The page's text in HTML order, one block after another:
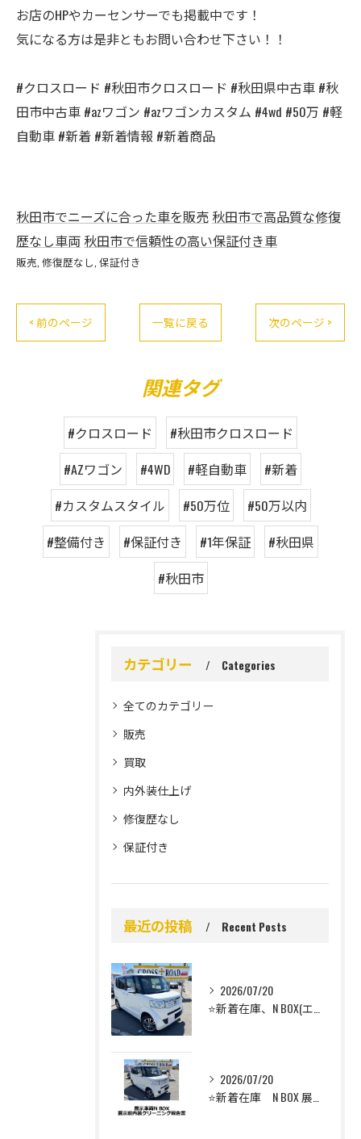
お店のHPやカーセンサーでも掲載中です！
気になる方は是非ともお問い合わせ下さい！！
#クロスロード #秋田市クロスロード #秋田県中古車 #秋
田市中古車 #azワゴン #azワゴンカスタム #4wd #50万 #軽
自動車 #新着 #新着情報 #新着商品
秋田市でニーズに合った車を販売 秋田市で高品質な修復
歴なし車両 秋田市で信頼性の高い保証付き車
販売 修復歴なし 保証付き
< 前のページ 一覧に戻る 次のページ >
関連タグ
#クロスロード
#秋田市クロスロード
#AZワゴン
#4WD #軽自動車
#新着
#カスタムスタイル
#50万位
#50万以内
#整備付き
#保証付き #1年保証
#秋田県
#秋田市
カテゴリー Categories
全てのカテゴリー
販売
買取
内外装仕上げ
修復歴なし
保証付き
最近の投稿 Recent Posts
2026/07/20
2026/07/20